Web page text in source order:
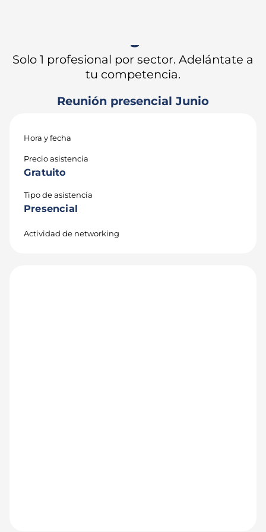
Solo 1 profesional por sector. Adelántate a
tu competencia.
Reunión presencial Junio
Hora y fecha
Precio asistencia
Gratuito
Tipo de asistencia
Presencial
Actividad de networking